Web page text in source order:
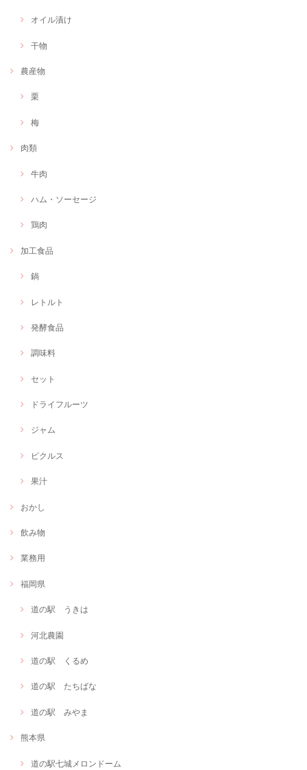
オイル漬け
干物
農産物
栗
梅
肉類
牛肉
ハム・ソーセージ
鶏肉
加工食品
鍋
レトルト
発酵食品
調味料
セット
ドライフルーツ
ジャム
ピクルス
果汁
おかし
飲み物
業務用
福岡県
道の駅 うきは
河北農園
道の駅 くるめ
道の駅 たちばな
道の駅 みやま
熊本県
道の駅七城メロンドーム